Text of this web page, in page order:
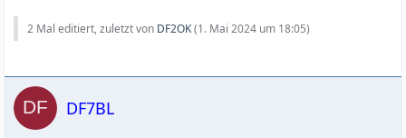
2 Mal editiert, zuletzt von DF2OK(1. Mai 2024 um 18:05)
DF7BL